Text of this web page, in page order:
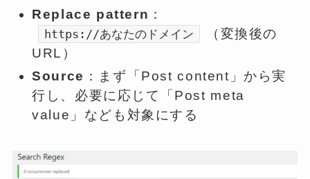
Replace pattern ：
https://あなたのドメイン
（変換後の
URL）
Source ：まず「Post content」から実
行し、必要に応じて「Post meta
value」なども対象にする